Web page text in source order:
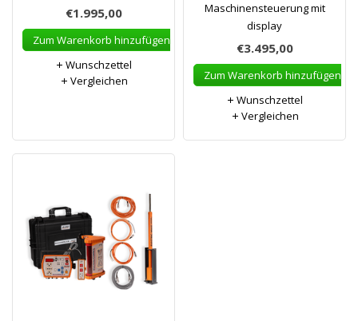
€1.995,00
Zum Warenkorb hinzufügen
Wunschzettel
Vergleichen
Maschinensteuerung mit
display
€3.495,00
Zum Warenkorb hinzufügen
Wunschzettel
Vergleichen